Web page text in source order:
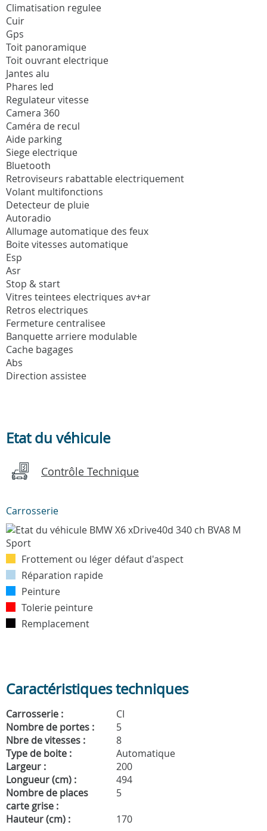
Climatisation regulee
Cuir
Gps
Toit panoramique
Toit ouvrant electrique
Jantes alu
Phares led
Regulateur vitesse
Camera 360
Caméra de recul
Aide parking
Siege electrique
Bluetooth
Retroviseurs rabattable electriquement
Volant multifonctions
Detecteur de pluie
Autoradio
Allumage automatique des feux
Boite vitesses automatique
Esp
Asr
Stop & start
Vitres teintees electriques av+ar
Retros electriques
Fermeture centralisee
Banquette arriere modulable
Cache bagages
Abs
Direction assistee
Etat du véhicule
Contrôle Technique
Carrosserie
Frottement ou léger défaut d'aspect
Réparation rapide
Peinture
Tolerie peinture
Remplacement
Caractéristiques techniques
Carrosserie :
CI
Nombre de portes :
5
Nbre de vitesses :
8
Type de boite :
Automatique
Largeur :
200
Longueur (cm) :
494
Nombre de places
carte grise :
5
Hauteur (cm) :
170